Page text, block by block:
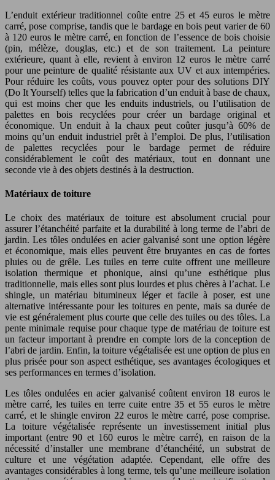
L’enduit extérieur traditionnel coûte entre 25 et 45 euros le mètre
carré, pose comprise, tandis que le bardage en bois peut varier de 60
à 120 euros le mètre carré, en fonction de l’essence de bois choisie
(pin, mélèze, douglas, etc.) et de son traitement. La peinture
extérieure, quant à elle, revient à environ 12 euros le mètre carré
pour une peinture de qualité résistante aux UV et aux intempéries.
Pour réduire les coûts, vous pouvez opter pour des solutions DIY
(Do It Yourself) telles que la fabrication d’un enduit à base de chaux,
qui est moins cher que les enduits industriels, ou l’utilisation de
palettes en bois recyclées pour créer un bardage original et
économique. Un enduit à la chaux peut coûter jusqu’à 60% de
moins qu’un enduit industriel prêt à l’emploi. De plus, l’utilisation
de palettes recyclées pour le bardage permet de réduire
considérablement le coût des matériaux, tout en donnant une
seconde vie à des objets destinés à la destruction.
Matériaux de toiture
Le choix des matériaux de toiture est absolument crucial pour
assurer l’étanchéité parfaite et la durabilité à long terme de l’abri de
jardin. Les tôles ondulées en acier galvanisé sont une option légère
et économique, mais elles peuvent être bruyantes en cas de fortes
pluies ou de grêle. Les tuiles en terre cuite offrent une meilleure
isolation thermique et phonique, ainsi qu’une esthétique plus
traditionnelle, mais elles sont plus lourdes et plus chères à l’achat. Le
shingle, un matériau bitumineux léger et facile à poser, est une
alternative intéressante pour les toitures en pente, mais sa durée de
vie est généralement plus courte que celle des tuiles ou des tôles. La
pente minimale requise pour chaque type de matériau de toiture est
un facteur important à prendre en compte lors de la conception de
l’abri de jardin. Enfin, la toiture végétalisée est une option de plus en
plus prisée pour son aspect esthétique, ses avantages écologiques et
ses performances en termes d’isolation.
Les tôles ondulées en acier galvanisé coûtent environ 18 euros le
mètre carré, les tuiles en terre cuite entre 35 et 55 euros le mètre
carré, et le shingle environ 22 euros le mètre carré, pose comprise.
La toiture végétalisée représente un investissement initial plus
important (entre 90 et 160 euros le mètre carré), en raison de la
nécessité d’installer une membrane d’étanchéité, un substrat de
culture et une végétation adaptée. Cependant, elle offre des
avantages considérables à long terme, tels qu’une meilleure isolation